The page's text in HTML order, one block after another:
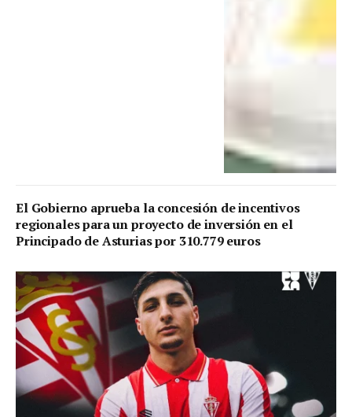
El Gobierno aprueba la concesión de incentivos
regionales para un proyecto de inversión en el
Principado de Asturias por 310.779 euros